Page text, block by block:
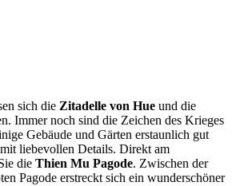
sich die Zitadelle von Hue und die
Immer noch sind die Zeichen des Krieges
Gebäude und Gärten erstaunlich gut
liebevollen Details. Direkt am
die Thien Mu Pagode. Zwischen der
Pagode erstreckt sich ein wunderschöner